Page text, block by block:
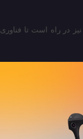
نیز در راه است تا فناوری